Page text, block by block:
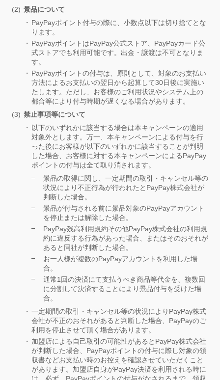
景品について
PayPayポイント付与の際に、小数点以下は切り捨てとな
ります。
PayPayポイントはPayPay公式ストア、PayPayカード公
式ストアでも利用可能です。出金・譲渡は不可となりま
す。
PayPayポイントの付与は、原則として、対象のお支払い
方法によるお支払いの翌日から起算して30日後に実施い
たします。ただし、お客様のご利用状況やシステム上の
都合等により付与時期が遅くなる場合があります。
禁止事項等について
以下のいずれかに該当する場合は本キャンペーンの適用
対象外とします。万一、本キャンペーンによる付与を行
った後にお客様が以下のいずれかに該当することが判明
した場合、お客様に対する本キャンペーンによるPayPay
ポイントの付与は全て取り消されます。
景品の取得に関し、一定期間の取引・キャンセル等の
状況により不正行為が行われたとPayPay株式会社が
判断した場合。
景品が付与される前に景品対象のPayPayアカウント
を停止または解除した場合。
PayPay残高利用規約その他PayPay株式会社の利用規
約に違反する行為があった場合、またはそのおそれが
あると同社が判断した場合。
お一人様が複数のPayPayアカウントを利用した場
合。
通常1回の決済にて支払うべき商品等代金を、複数回
に分割して決済することにより景品付与を受けた場
合。
一定期間の取引・キャンセル等の状況によりPayPay株式
会社が不正のおそれがあると判断した場合、PayPayのご
利用を停止させて頂く場合があります。
加盟店による自己取引の可能性があるとPayPay株式会社
が判断した場合、PayPayポイントの付与に際し対象の領
収書などお支払い時のお控えを確認させていただくこと
があります。加盟店自身がPayPay決済を利用される時に
は、必ず、PayPayポイントの付与がなされるまで、領収